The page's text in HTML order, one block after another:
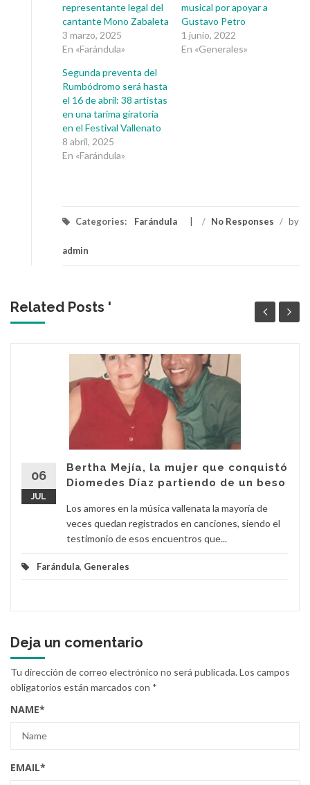
representante legal del
cantante Mono Zabaleta
3 marzo, 2025
En «Farándula»
musical por apoyar a
Gustavo Petro
1 junio, 2022
En «Generales»
Segunda preventa del
Rumbódromo será hasta
el 16 de abril: 38 artistas
en una tarima giratoria
en el Festival Vallenato
8 abril, 2025
En «Farándula»
Categories: Farándula / No Responses / by
admin
Related Posts '
06
JUL
Bertha Mejía, la mujer que conquistó
Diomedes Díaz partiendo de un beso
Los amores en la música vallenata la mayoría de
veces quedan registrados en canciones, siendo el
testimonio de esos encuentros que...
Farándula, Generales
Deja un comentario
Tu dirección de correo electrónico no será publicada.Los campos
obligatorios están marcados con *
NAME*
EMAIL*